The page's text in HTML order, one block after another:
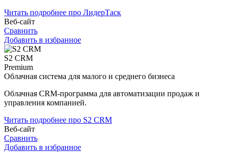
Читать подробнее про ЛидерТаск
Веб-сайт
Сравнить
Добавить в избранное
S2 CRM
Premium
Облачная система для малого и среднего бизнеса
Облачная CRM-программа для автоматизации продаж и
управления компанией.
Читать подробнее про S2 CRM
Веб-сайт
Сравнить
Добавить в избранное